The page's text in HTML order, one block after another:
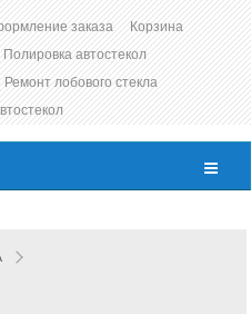
заказа
Корзина
Полировка автостекол
Ремонт лобового стекла